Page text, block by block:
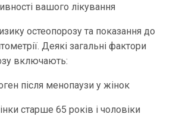
вашого лікування
остеопорозу та показання до
Деякі загальні фактори
включають:
після менопаузи у жінок
старше 65 років і чоловіки